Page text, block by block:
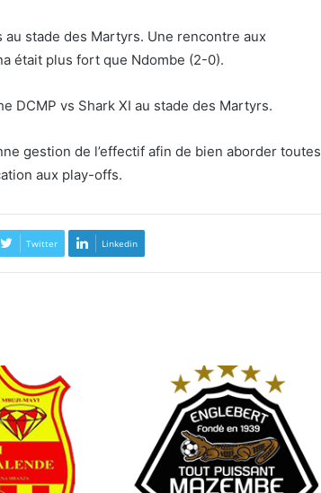
au stade des Martyrs. Une rencontre aux
était plus fort que Ndombe (2-0).
DCMP vs Shark XI au stade des Martyrs.
gestion de l’effectif afin de bien aborder toutes
aux play-offs.
Twitter Linkedin